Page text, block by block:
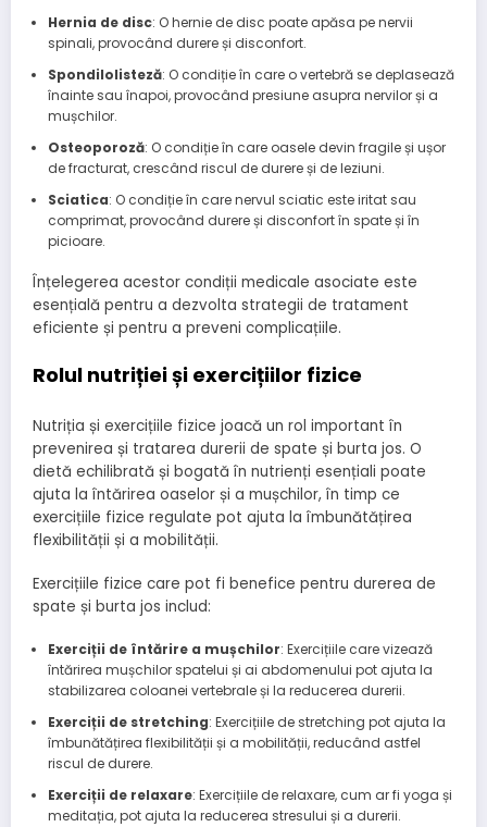
Hernia de disc: O hernie de disc poate apăsa pe nervii
spinali, provocând durere și disconfort.
Spondilolisteză: O condiție în care o vertebră se deplasează
înainte sau înapoi, provocând presiune asupra nervilor și a
mușchilor.
Osteoporoză: O condiție în care oasele devin fragile și ușor
de fracturat, crescând riscul de durere și de leziuni.
Sciatica: O condiție în care nervul sciatic este iritat sau
comprimat, provocând durere și disconfort în spate și în
picioare.
Înțelegerea acestor condiții medicale asociate este
esențială pentru a dezvolta strategii de tratament
eficiente și pentru a preveni complicațiile.
Rolul nutriției și exercițiilor fizice
Nutriția și exercițiile fizice joacă un rol important în
prevenirea și tratarea durerii de spate și burta jos. O
dietă echilibrată și bogată în nutrienți esențiali poate
ajuta la întărirea oaselor și a mușchilor, în timp ce
exercițiile fizice regulate pot ajuta la îmbunătățirea
flexibilității și a mobilității.
Exercițiile fizice care pot fi benefice pentru durerea de
spate și burta jos includ:
Exerciții de întărire a mușchilor: Exercițiile care vizează
întărirea mușchilor spatelui și ai abdomenului pot ajuta la
stabilizarea coloanei vertebrale și la reducerea durerii.
Exerciții de stretching: Exercițiile de stretching pot ajuta la
îmbunătățirea flexibilității și a mobilității, reducând astfel
riscul de durere.
Exerciții de relaxare: Exercițiile de relaxare, cum ar fi yoga și
meditația, pot ajuta la reducerea stresului și a durerii.